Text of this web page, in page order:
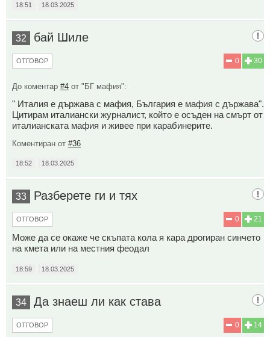
18:51 18.03.2025
32 бай Шиле
30
0
ОТГОВОР
До коментар #4 от "БГ мафия":
" Италия е държава с мафия, България е мафия с държава".
Цитирам италиански журналист, който е осъден на смърт от
италианската мафия и живее при карабинерите.
Коментиран от #36
18:52 18.03.2025
33 Разберете ги и тях
21
0
ОТГОВОР
Може да се окаже че скъпата кола я кара дрогиран синчето
на кмета или на местния феодал
18:59 18.03.2025
34 Да знаеш ли как става
14
0
ОТГОВОР